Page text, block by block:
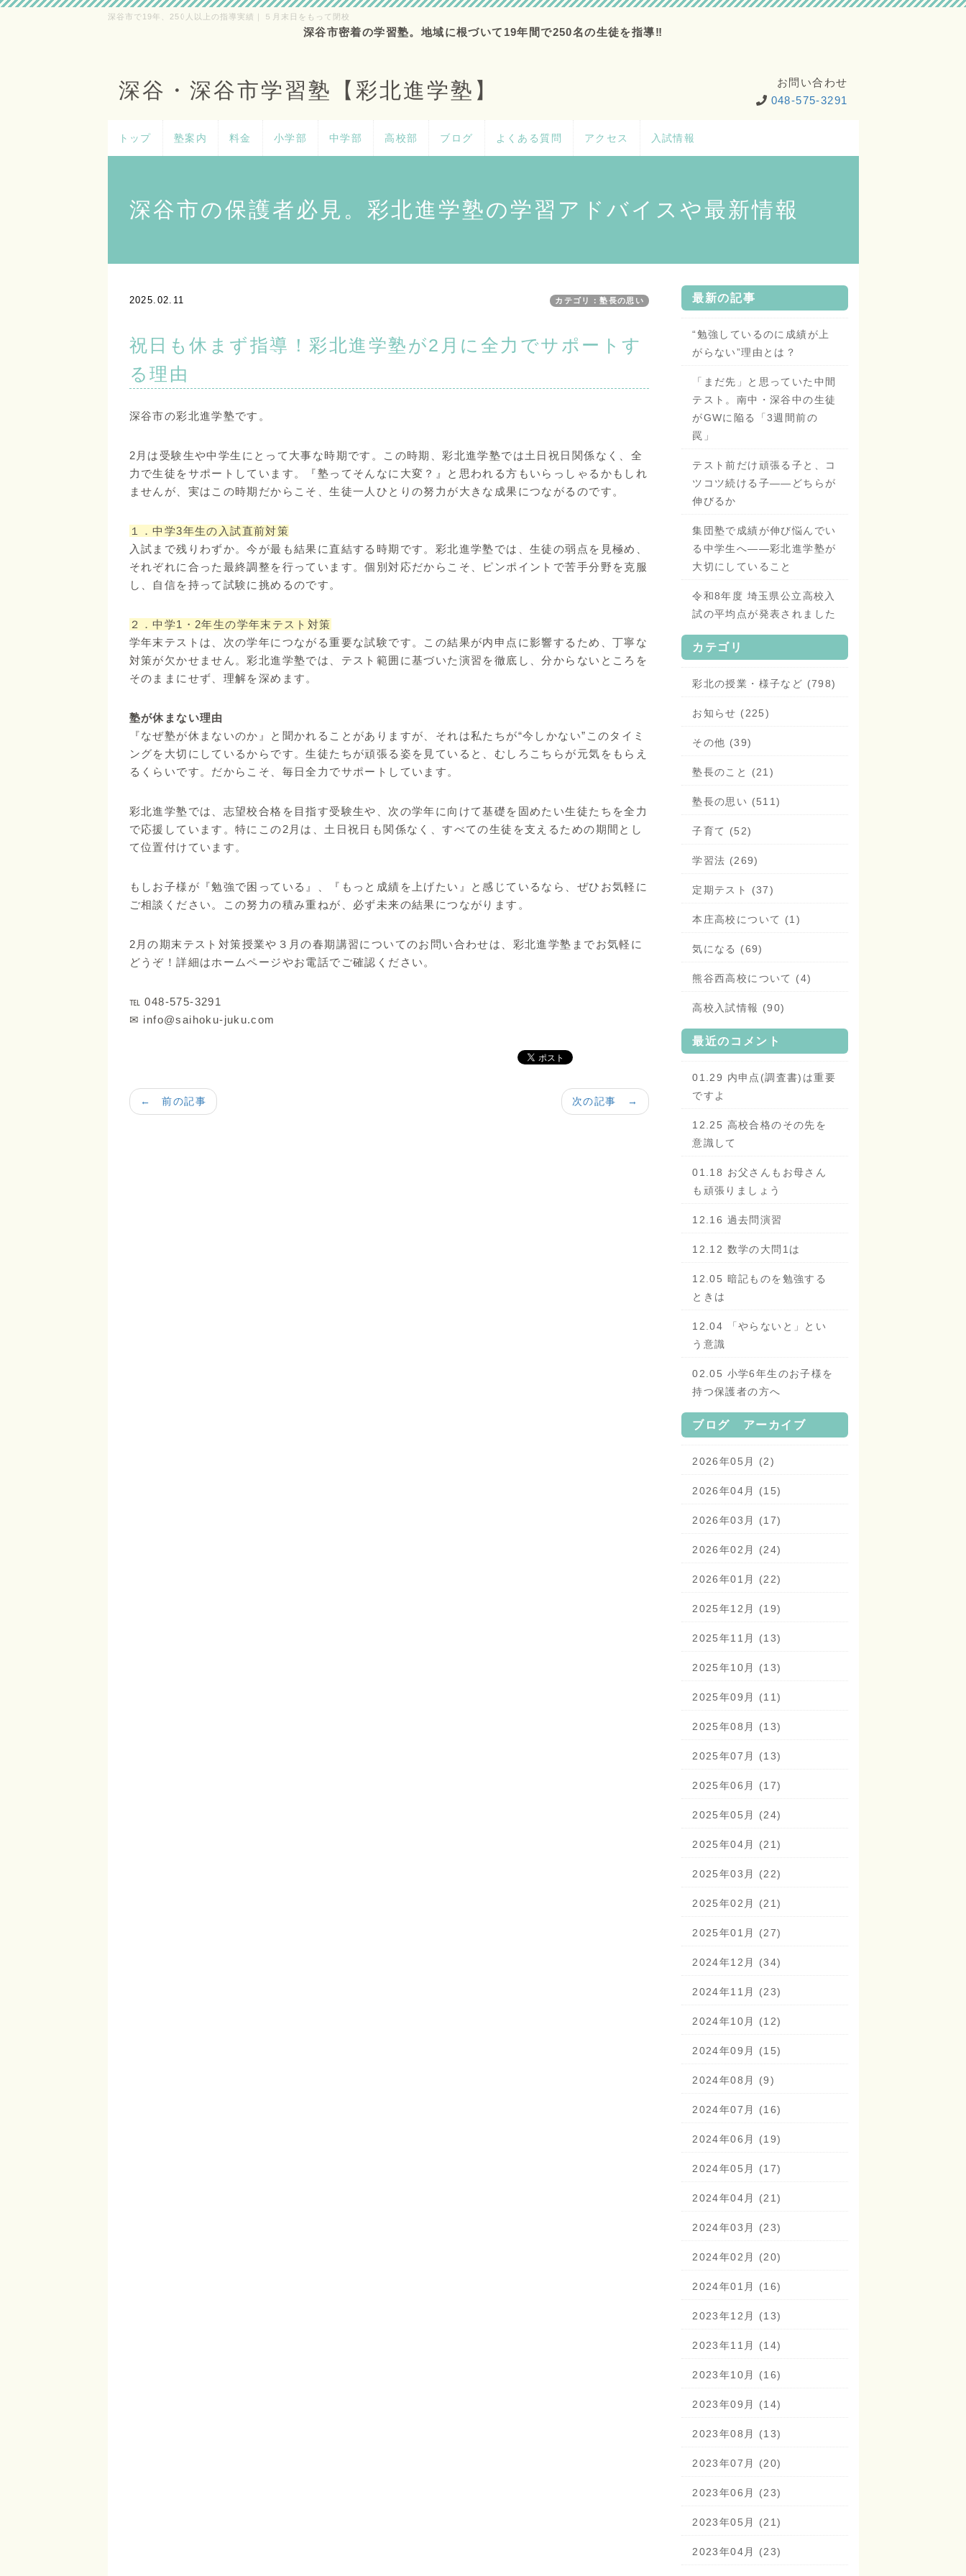
深谷市で19年、250人以上の指導実績｜５月末日をもって閉校
深谷市密着の学習塾。地域に根づいて19年間で250名の生徒を指導‼
深谷・深谷市学習塾【彩北進学塾】
お問い合わせ
048-575-3291
トップ 塾案内 料金 小学部 中学部 高校部 ブログ よくある質問 アクセス 入試情報
深谷市の保護者必見。彩北進学塾の学習アドバイスや最新情報
2025.02.11 カテゴリ：塾長の思い
祝日も休まず指導！彩北進学塾が2月に全力でサポートす
る理由
深谷市の彩北進学塾です。
2月は受験生や中学生にとって大事な時期です。この時期、彩北進学塾では土日祝日関係なく、全
力で生徒をサポートしています。『塾ってそんなに大変？』と思われる方もいらっしゃるかもしれ
ませんが、実はこの時期だからこそ、生徒一人ひとりの努力が大きな成果につながるのです。
１．中学3年生の入試直前対策
入試まで残りわずか。今が最も結果に直結する時期です。彩北進学塾では、生徒の弱点を見極め、
それぞれに合った最終調整を行っています。個別対応だからこそ、ピンポイントで苦手分野を克服
し、自信を持って試験に挑めるのです。
２．中学1・2年生の学年末テスト対策
学年末テストは、次の学年につながる重要な試験です。この結果が内申点に影響するため、丁寧な
対策が欠かせません。彩北進学塾では、テスト範囲に基づいた演習を徹底し、分からないところを
そのままにせず、理解を深めます。
塾が休まない理由
『なぜ塾が休まないのか』と聞かれることがありますが、それは私たちが“今しかない”このタイミ
ングを大切にしているからです。生徒たちが頑張る姿を見ていると、むしろこちらが元気をもらえ
るくらいです。だからこそ、毎日全力でサポートしています。
彩北進学塾では、志望校合格を目指す受験生や、次の学年に向けて基礎を固めたい生徒たちを全力
で応援しています。特にこの2月は、土日祝日も関係なく、すべての生徒を支えるための期間とし
て位置付けています。
もしお子様が『勉強で困っている』、『もっと成績を上げたい』と感じているなら、ぜひお気軽に
ご相談ください。この努力の積み重ねが、必ず未来の結果につながります。
2月の期末テスト対策授業や３月の春期講習についてのお問い合わせは、彩北進学塾までお気軽に
どうぞ！詳細はホームページやお電話でご確認ください。
℡ 048-575-3291
✉ info@saihoku-juku.com
次の記事 →
← 前の記事
最新の記事
“勉強しているのに成績が上
がらない”理由とは？
「まだ先」と思っていた中間
テスト。南中・深谷中の生徒
がGWに陥る「3週間前の
罠」
テスト前だけ頑張る子と、コ
ツコツ続ける子——どちらが
伸びるか
集団塾で成績が伸び悩んでい
る中学生へ——彩北進学塾が
大切にしていること
令和8年度 埼玉県公立高校入
試の平均点が発表されました
カテゴリ
彩北の授業・様子など (798)
お知らせ (225)
その他 (39)
塾長のこと (21)
塾長の思い (511)
子育て (52)
学習法 (269)
定期テスト (37)
本庄高校について (1)
気になる (69)
熊谷西高校について (4)
高校入試情報 (90)
最近のコメント
01.29 内申点(調査書)は重要
ですよ
12.25 高校合格のその先を
意識して
01.18 お父さんもお母さん
も頑張りましょう
12.16 過去問演習
12.12 数学の大問1は
12.05 暗記ものを勉強する
ときは
12.04 「やらないと」とい
う意識
02.05 小学6年生のお子様を
持つ保護者の方へ
ブログ アーカイブ
2026年05月 (2)
2026年04月 (15)
2026年03月 (17)
2026年02月 (24)
2026年01月 (22)
2025年12月 (19)
2025年11月 (13)
2025年10月 (13)
2025年09月 (11)
2025年08月 (13)
2025年07月 (13)
2025年06月 (17)
2025年05月 (24)
2025年04月 (21)
2025年03月 (22)
2025年02月 (21)
2025年01月 (27)
2024年12月 (34)
2024年11月 (23)
2024年10月 (12)
2024年09月 (15)
2024年08月 (9)
2024年07月 (16)
2024年06月 (19)
2024年05月 (17)
2024年04月 (21)
2024年03月 (23)
2024年02月 (20)
2024年01月 (16)
2023年12月 (13)
2023年11月 (14)
2023年10月 (16)
2023年09月 (14)
2023年08月 (13)
2023年07月 (20)
2023年06月 (23)
2023年05月 (21)
2023年04月 (23)